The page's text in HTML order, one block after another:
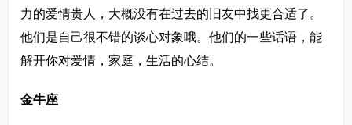
力的爱情贵人，大概没有在过去的旧友中找更合适了。
他们是自己很不错的谈心对象哦。他们的一些话语，能
解开你对爱情，家庭，生活的心结。
金牛座